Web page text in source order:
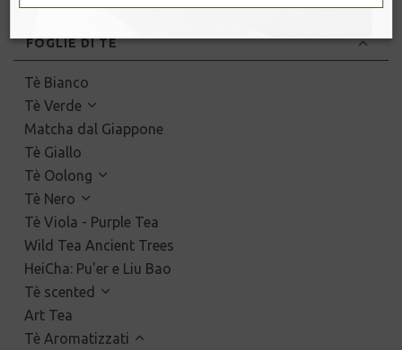
FOGLIE DI TÈ
Tè Bianco
Tè Verde
Matcha dal Giappone
Tè Giallo
Tè Oolong
Tè Nero
Tè Viola - Purple Tea
Wild Tea Ancient Trees
HeiCha: Pu'er e Liu Bao
Tè scented
Art Tea
Tè Aromatizzati